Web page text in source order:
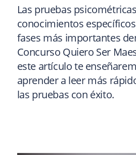
Las pruebas
conocimientos
fases más importantes
Concurso Quiero Ser
este artículo te
aprender a leer más
las pruebas con éxito.